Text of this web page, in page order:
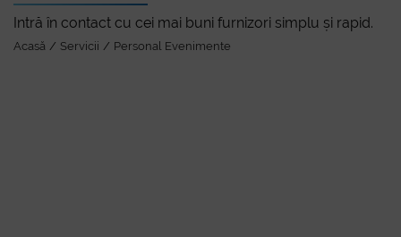
Intră în contact cu cei mai buni furnizori simplu și rapid.
Acasă Servicii Personal Evenimente